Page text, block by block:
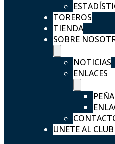
TOREROS
TIENDA
SOBRE
NOTICIAS
ENLACES
UNETE AL